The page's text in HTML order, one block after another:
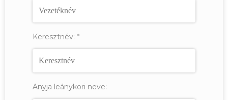
Keresztnév: *
Anyja leánykori neve: